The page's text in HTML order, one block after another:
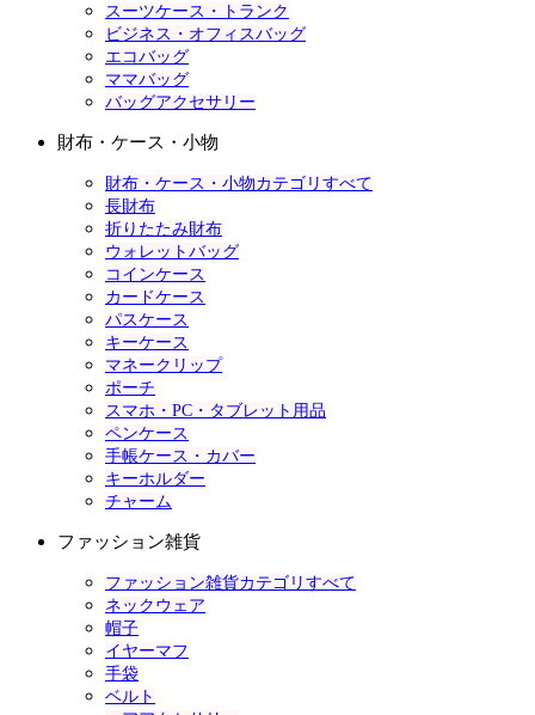
スーツケース・トランク
ビジネス・オフィスバッグ
エコバッグ
ママバッグ
バッグアクセサリー
財布・ケース・小物
財布・ケース・小物カテゴリすべて
長財布
折りたたみ財布
ウォレットバッグ
コインケース
カードケース
パスケース
キーケース
マネークリップ
ポーチ
スマホ・PC・タブレット用品
ペンケース
手帳ケース・カバー
キーホルダー
チャーム
ファッション雑貨
ファッション雑貨カテゴリすべて
ネックウェア
帽子
イヤーマフ
手袋
ベルト